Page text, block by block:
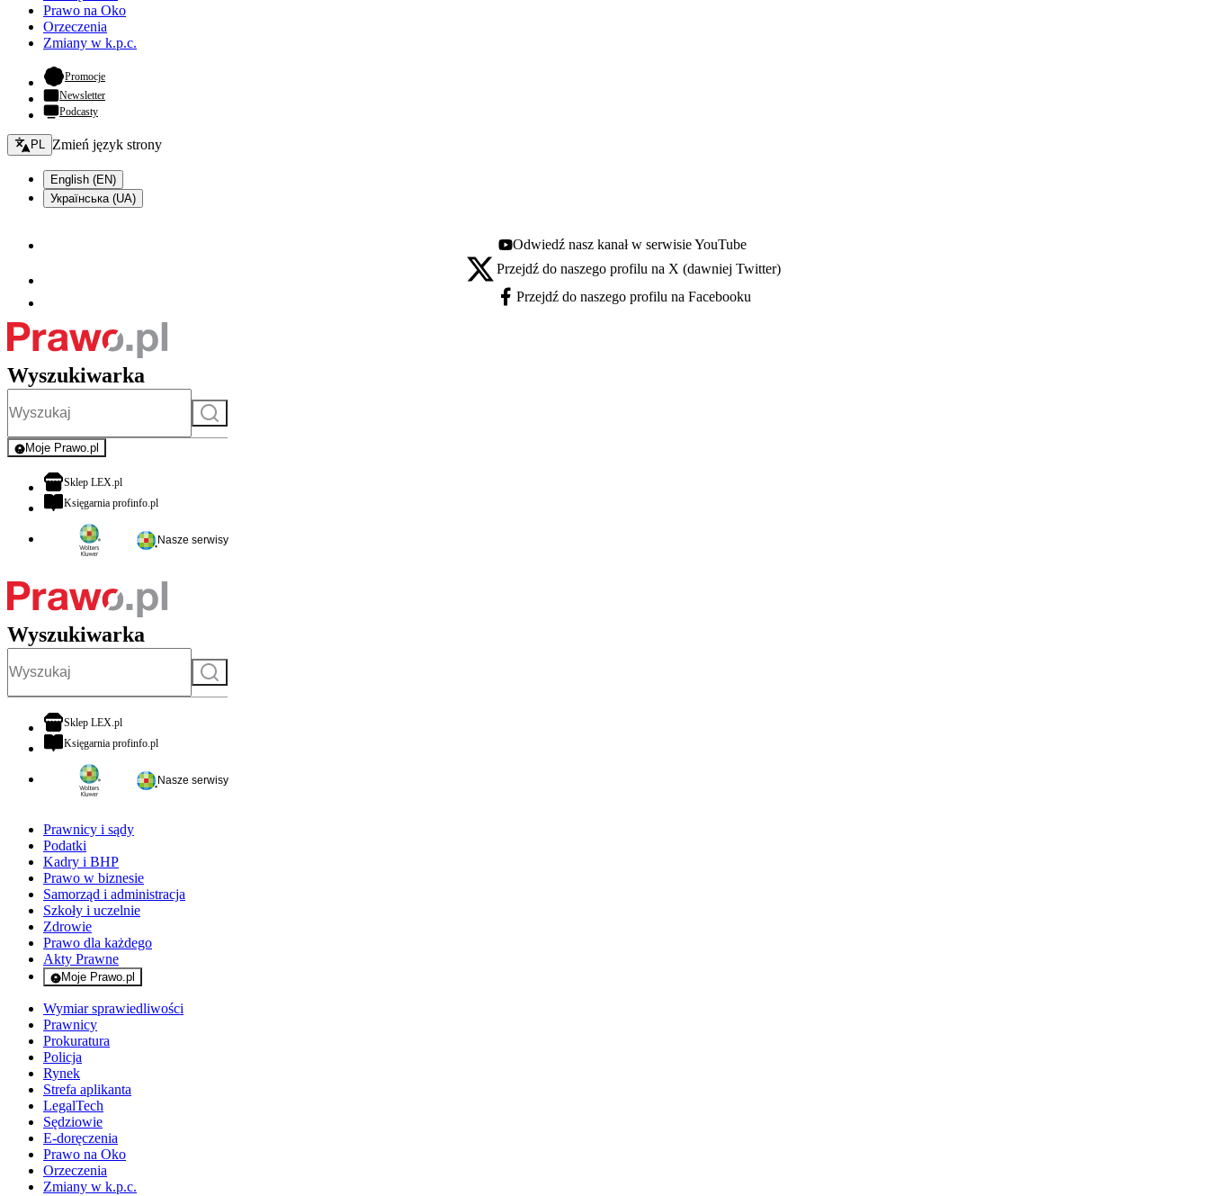
Prawo na Oko
Orzeczenia
Zmiany w k.p.c.
Promocje- otwiera się w nowej karcie
Newsletter
Podcasty
Zmień język - bieżący:
PL Zmień język strony
English (EN)
Українська (UA)
Youtube - otwiera się w nowej karcie
Odwiedź nasz kanał w serwisie YouTube
X - otwiera się w nowej karcie
Przejdź do naszego profilu na X (dawniej Twitter)
Facebook - otwiera się w nowej karcie
Przejdź do naszego profilu na Facebooku
Wyszukiwarka
Szukaj
Moje Prawo.pl
- rejestracja i logowanie do serwisu
Sklep LEX.plotwiera się w nowej karcie
Księgarnia profinfo.plotwiera się w nowej karcie
Nasze serwisy
Wyszukiwarka
Szukaj
Sklep LEX.plotwiera się w nowej karcie
Księgarnia profinfo.plotwiera się w nowej karcie
Nasze serwisy
Prawnicy i sądy
Podatki
Kadry i BHP
Prawo w biznesie
Samorząd i administracja
Szkoły i uczelnie
Zdrowie
Prawo dla każdego
Akty Prawne
Moje Prawo.pl
- rejestracja i logowanie do serwisu
Wymiar sprawiedliwości
Prawnicy
Prokuratura
Policja
Rynek
Strefa aplikanta
LegalTech
Sędziowie
E-doręczenia
Prawo na Oko
Orzeczenia
Zmiany w k.p.c.